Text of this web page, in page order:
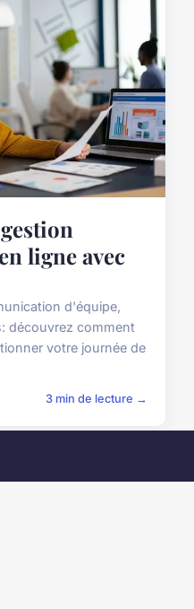
ligne avec
d'équipe,
découvrez comment
votre journée de
3 min de lecture →